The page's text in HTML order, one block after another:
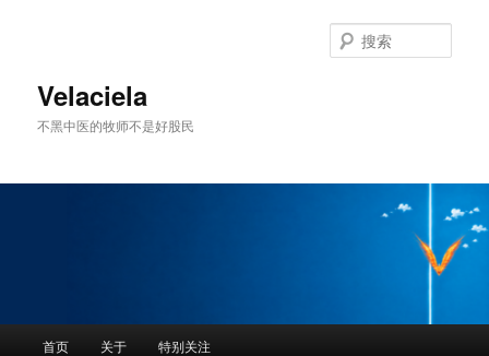
Velaciela
不黑中医的牧师不是好股民
索
首页 关于 特别关注